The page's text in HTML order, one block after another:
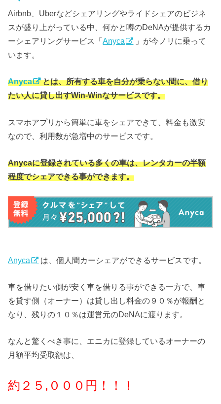
Airbnb、Uberなどシェアリングやライドシェアのビジネ
スが盛り上がっている中、何かと噂のDeNAが提供するカ
ーシェアリングサービス「Anyca
」が今ノリに乗って
います。
Anyca
とは、所有する車を自分が乗らない間に、借り
たい人に貸し出すWin-Winなサービスです。
スマホアプリから簡単に車をシェアできて、料金も激安
なので、利用数が急増中のサービスです。
Anycaに登録されている多くの車は、レンタカーの半額
程度でシェアできる事ができます。
Anyca は、個人間カーシェアができるサービスです。
車を借りたい側が安く車を借りる事ができる一方で、車
を貸す側（オーナー）は貸し出し料金の９０％が報酬と
なり、残りの１０％は運営元のDeNAに渡ります。
なんと驚くべき事に、エニカに登録しているオーナーの
月額平均受取額は、
約２５,０００円！！！